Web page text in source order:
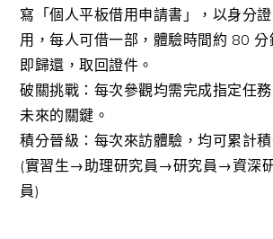
寫「個人平板借用申請書」，以身分
用，每人可借一部，體驗時間約 80
即歸還，取回證件。
破關挑戰：每次參觀均需完成指定任
未來的關鍵。
積分晉級：每次來訪體驗，均可累計
(實習生→助理研究員→研究員→資深
員)